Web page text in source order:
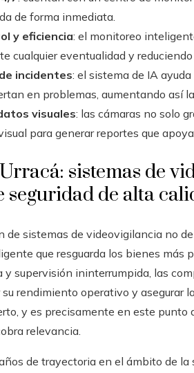
de forma inmediata.
y eficiencia: el monitoreo
cualquier eventualidad y
incidentes: el sistema de IA
en problemas, aumentando así
visuales: las cámaras no solo
para generar reportes que
sistemas de
seguridad de alta
de sistemas de videovigilancia no
que resguarda los bienes más
y supervisión ininterrumpida, las
rendimiento operativo y asegurar
y es precisamente en este
relevancia.
de trayectoria en el ámbito de